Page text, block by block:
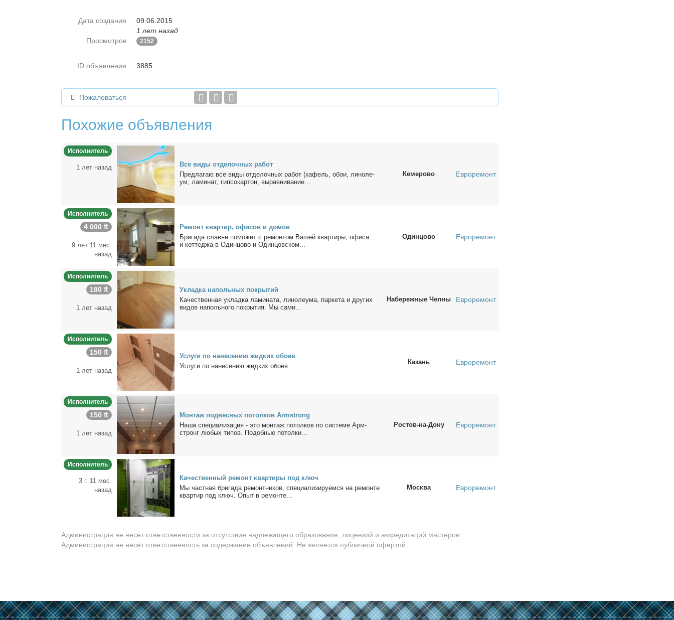
Дата создания
09.06.2015
1 лет назад
Просмотров
2152
ID объявления 3885
Пожаловаться
Похожие объявления
Исполнитель
1 лет назад
Все ви­ды от­де­лоч­ных ра­бот
Пред­ла­гаю все ви­ды от­де­лоч­ных ра­бот (ка­фель, обои, ли­но­ле­
ум, ла­ми­нат, гип­со­кар­тон, вы­рав­ни­ва­ние...
Кемерово Евроремонт
Исполнитель
4 000 ₶
9 лет 11 мес.
назад
Ре­монт квар­тир, офи­сов и до­мов
Бри­га­да сла­вян по­мо­жет с ре­мон­том Ва­шей квар­ти­ры, офи­са
и кот­те­джа в Один­цо­во и Один­цов­ском...
Одинцово Евроремонт
Исполнитель
180 ₶
1 лет назад
Уклад­ка на­поль­ных по­кры­тий
Ка­че­ствен­ная уклад­ка ла­ми­на­та, ли­но­ле­ума, пар­ке­та и дру­гих
ви­дов на­поль­но­го по­кры­тия. Мы са­ми...
Набережные Челны Евроремонт
Исполнитель
150 ₶
1 лет назад
Услу­ги по на­не­се­нию жид­ких обо­ев
Услу­ги по на­не­се­нию жид­ких обо­ев
Казань Евроремонт
Исполнитель
150 ₶
1 лет назад
Мон­таж под­вес­ных по­тол­ков Armstrong
На­ша спе­ци­а­ли­за­ция - это мон­таж по­тол­ков по си­сте­ме Арм­
стронг лю­бых ти­пов. По­доб­ные по­тол­ки...
Ростов-на-Дону Евроремонт
Исполнитель
3 г. 11 мес.
назад
Ка­че­ствен­ный ре­монт квар­ти­ры под ключ
Мы част­ная бри­га­да ре­монт­ни­ков, спе­ци­а­ли­зи­ру­ем­ся на pемон­те
кваpтир под ключ. Опыт в ре­мон­те...
Москва Евроремонт
Администрация не несёт ответственности за отсутствие надлежащего образования, лицензий и аккредитаций мастеров.
Администрация не несёт ответственность за содержание объявлений. Не является публичной офертой.